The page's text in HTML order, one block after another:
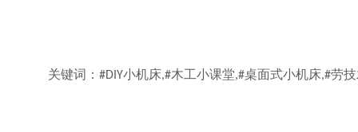
关键词： #DIY小机床,#木工小课堂,#桌面式小机床,#劳